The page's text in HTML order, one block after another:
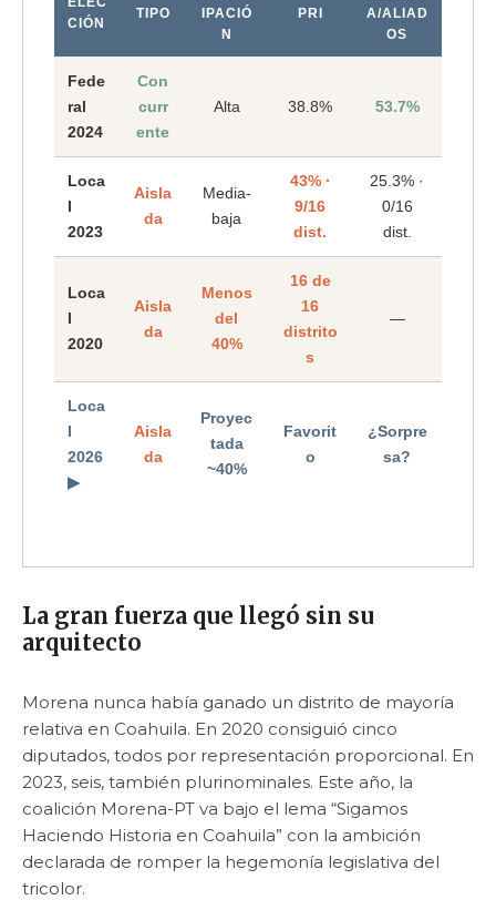
CIÓN
TIPO
IPACIÓ
N
PRI
A/ALIAD
OS
Fede
ral
2024
Con
curr
ente
Alta 38.8% 53.7%
Loca
l
2023
Aisla
da
Media-
baja
43% ·
9/16
dist.
25.3% ·
0/16
dist.
Loca
l
2020
Aisla
da
Menos
del
40%
16 de
16
distrito
s
—
Loca
l
2026
▶
Aisla
da
Proyec
tada
~40%
Favorit
o
¿Sorpre
sa?
La gran fuerza que llegó sin su
arquitecto
Morena nunca había ganado un distrito de mayoría
relativa en Coahuila. En 2020 consiguió cinco
diputados, todos por representación proporcional. En
2023, seis, también plurinominales. Este año, la
coalición Morena-PT va bajo el lema “Sigamos
Haciendo Historia en Coahuila” con la ambición
declarada de romper la hegemonía legislativa del
tricolor.